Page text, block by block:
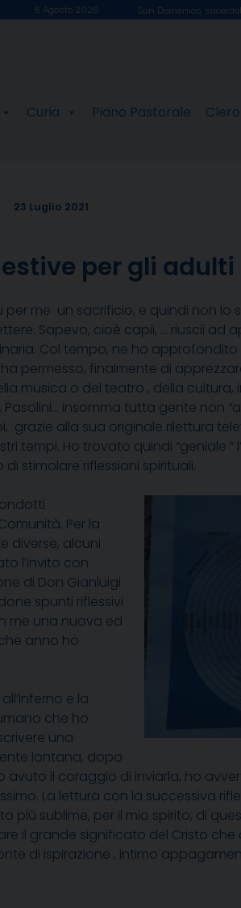
8 Agosto 2026 San Domenico,
Curia Piano Pastorale Clero
23 Luglio 2021
per gli adulti
per me un sacrificio, e quindi non lo
Sapevo, cioè capii, … riuscii ad
Col tempo, ne ho
permesso, finalmente di
musica o del teatro , della
insomma tutta gente non
grazie alla sua originale rilettura
tempi. Ho trovato quindi “geniale “
stimolare riflessioni spirituali.
Per la
diverse, alcuni
l’invito con
di Don Gianluigi
spunti riflessivi
me una nuova ed
anno ho
e la
che ho
una
lontana, dopo
avuto il coraggio di inviarla, ho
La lettura con la successiva
più sublime, per il mio spirito, di
il grande significato del Cristo
di ispirazione , intimo